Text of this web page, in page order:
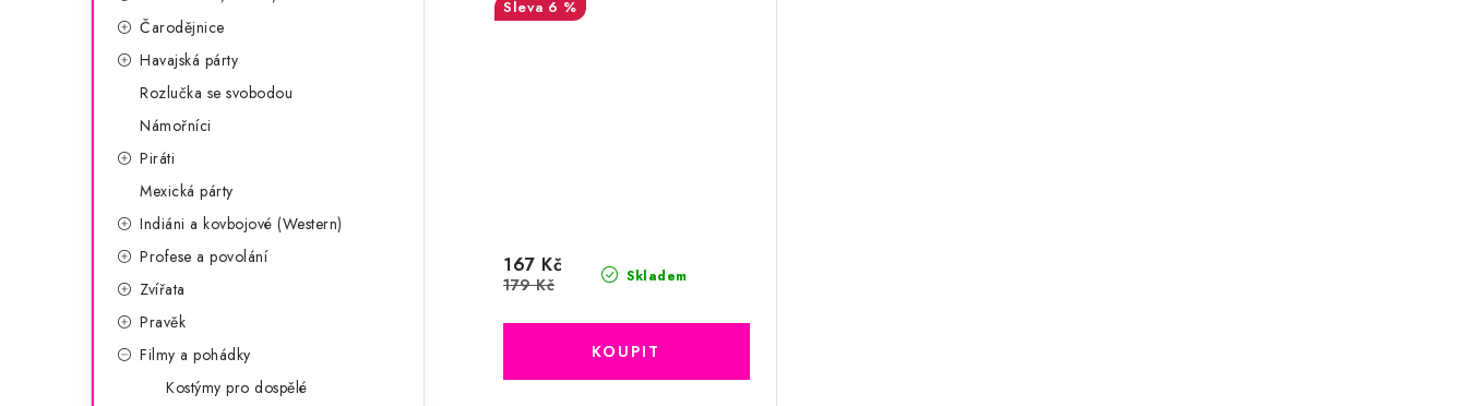
Čarodějnice
Havajská párty
Rozlučka se svobodou
Námořníci
Piráti
Mexická párty
Indiáni a kovbojové (Western)
Profese a povolání
Zvířata
Pravěk
Filmy a pohádky
Kostýmy pro dospělé
6 %
Skladem
167 Kč
179 Kč